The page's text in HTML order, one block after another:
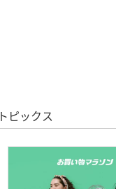
スマホグッズ・オーディ
オ機器
スポーツ・アウトドア用
トピックス